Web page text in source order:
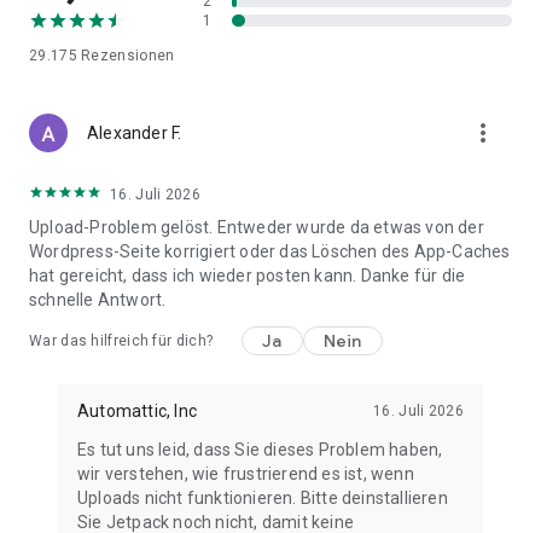
Füge Schlagwörter und Kategorien hinzu, damit neue Leser
wächst.
Stelle deine Website wieder her, wenn ein Problem auftritt.
Bleibe auf dem Laufenden über die Website-Aktivität und
sieh dir an, wer wann was geändert hat.
READER
Jetpack ist mehr als ein Tool zur Erstellung von Blogs.
Tausende von Themen nach Schlagwort, entdecke neue
Autoren und Organisationen und folge denen, die dich
interessieren.
Mit der Funktion „Für später speichern“ kannst du Beiträge
vormerken, die dich begeistern.
29.175 Rezensionen
1
Alexander F. more_vert
16. Juli 2026
Upload-Problem gelöst. Entweder wurde da etwas von der
Wordpress-Seite korrigiert oder das Löschen des App-Caches
hat gereicht, dass ich wieder posten kann. Danke für die
schnelle Antwort.
War das hilfreich für dich? Ja Nein
Automattic, Inc 16. Juli 2026
Es tut uns leid, dass Sie dieses Problem haben,
wir verstehen, wie frustrierend es ist, wenn
Uploads nicht funktionieren. Bitte deinstallieren
Sie Jetpack noch nicht, damit keine